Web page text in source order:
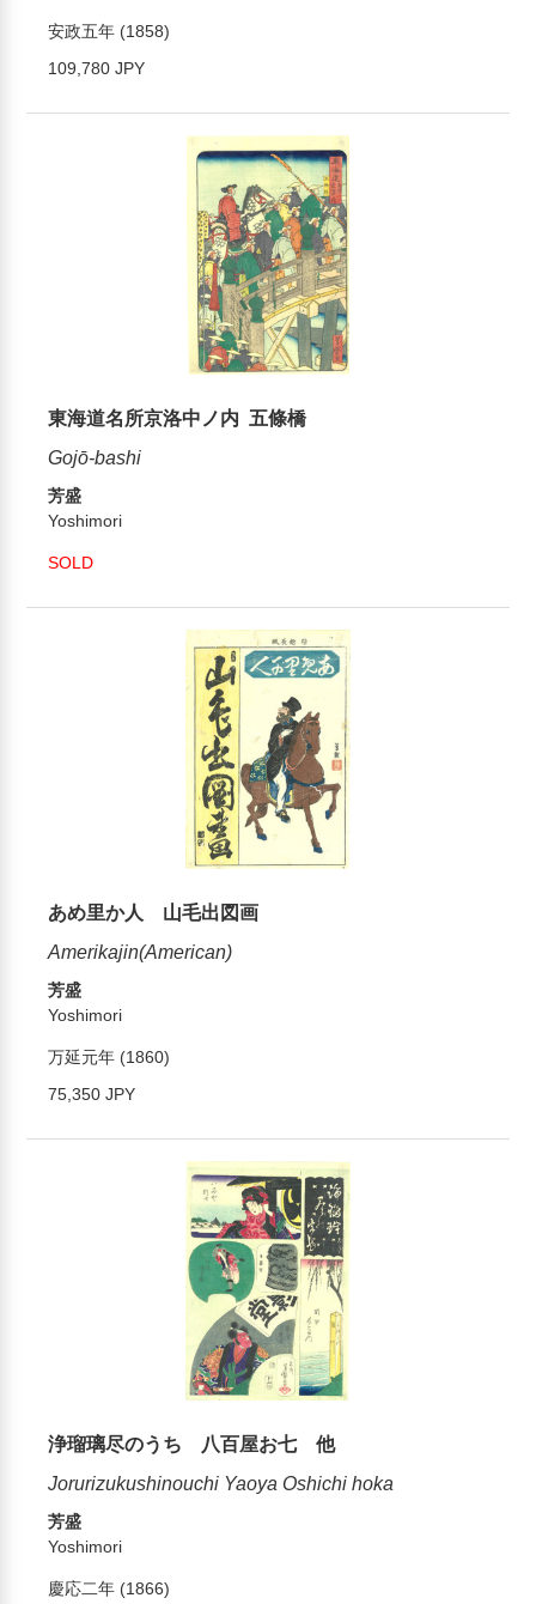
安政五年 (1858)
109,780 JPY
東海道名所京洛中ノ内 五條橋
Gojō-bashi
芳盛
Yoshimori
SOLD
あめ里か人 山毛出図画
Amerikajin(American)
芳盛
Yoshimori
万延元年 (1860)
75,350 JPY
浄瑠璃尽のうち 八百屋お七 他
Jorurizukushinouchi Yaoya Oshichi hoka
芳盛
Yoshimori
慶応二年 (1866)